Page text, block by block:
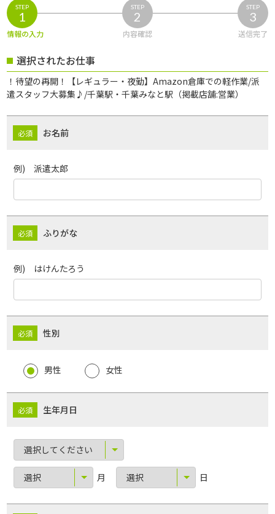
STEP
1
情報の入力
STEP
2
内容確認
STEP
3
送信完了
選択されたお仕事
！待望の再開！【レギュラー・夜勤】Amazon倉庫での軽作業/派
遣スタッフ大募集♪/千葉駅・千葉みなと駅（掲載店舗:営業）
お名前
例) 派遣太郎
ふりがな
例) はけんたろう
性別
男性 女性
生年月日
月 日